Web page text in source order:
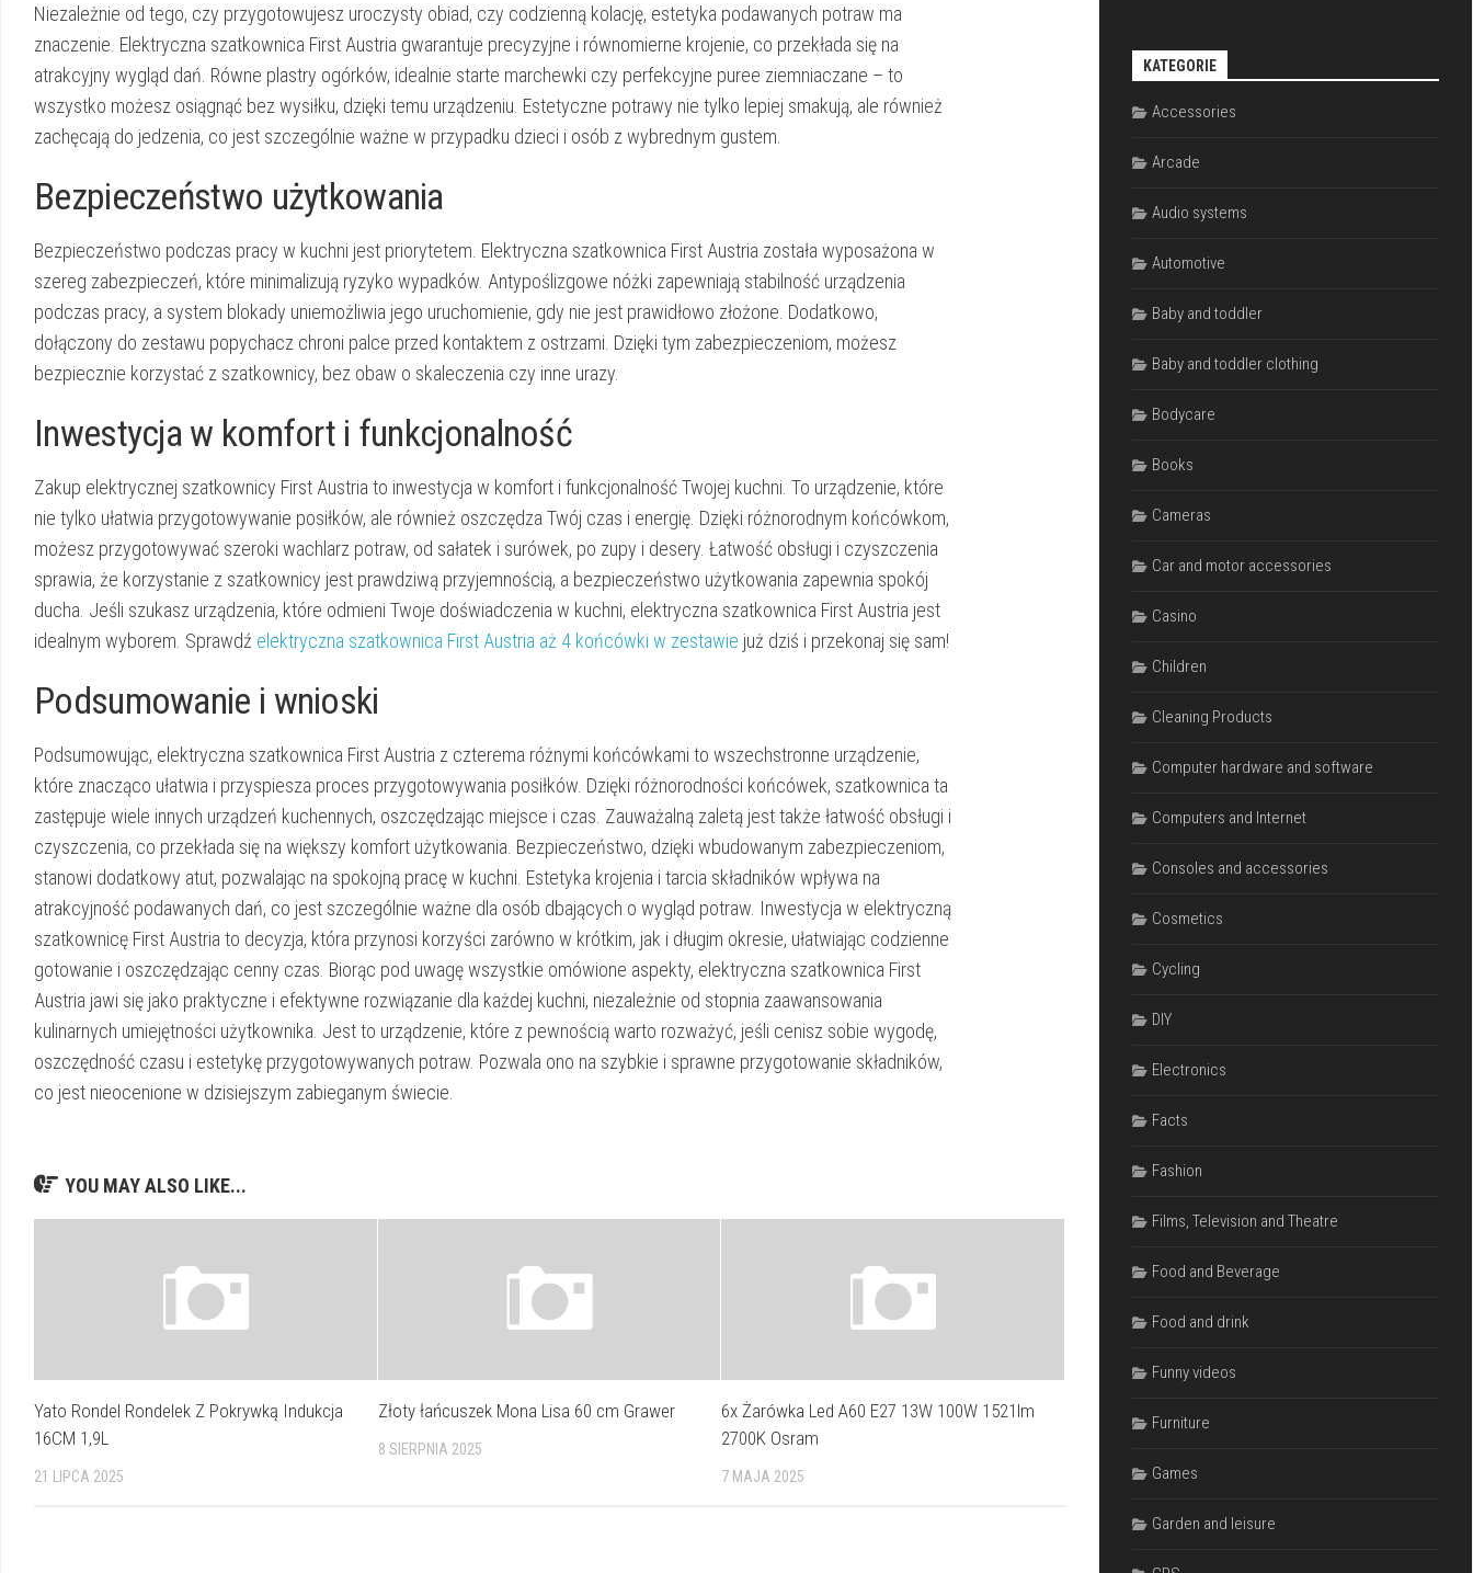
Niezależnie od tego, czy przygotowujesz uroczysty obiad, czy codzienną kolację, estetyka podawanych potraw ma
znaczenie. Elektryczna szatkownica First Austria gwarantuje precyzyjne i równomierne krojenie, co przekłada się na
atrakcyjny wygląd dań. Równe plastry ogórków, idealnie starte marchewki czy perfekcyjne puree ziemniaczane – to
wszystko możesz osiągnąć bez wysiłku, dzięki temu urządzeniu. Estetyczne potrawy nie tylko lepiej smakują, ale również
zachęcają do jedzenia, co jest szczególnie ważne w przypadku dzieci i osób z wybrednym gustem.
Bezpieczeństwo użytkowania
Bezpieczeństwo podczas pracy w kuchni jest priorytetem. Elektryczna szatkownica First Austria została wyposażona w
szereg zabezpieczeń, które minimalizują ryzyko wypadków. Antypoślizgowe nóżki zapewniają stabilność urządzenia
podczas pracy, a system blokady uniemożliwia jego uruchomienie, gdy nie jest prawidłowo złożone. Dodatkowo,
dołączony do zestawu popychacz chroni palce przed kontaktem z ostrzami. Dzięki tym zabezpieczeniom, możesz
bezpiecznie korzystać z szatkownicy, bez obaw o skaleczenia czy inne urazy.
Inwestycja w komfort i funkcjonalność
Zakup elektrycznej szatkownicy First Austria to inwestycja w komfort i funkcjonalność Twojej kuchni. To urządzenie, które
nie tylko ułatwia przygotowywanie posiłków, ale również oszczędza Twój czas i energię. Dzięki różnorodnym końcówkom,
możesz przygotowywać szeroki wachlarz potraw, od sałatek i surówek, po zupy i desery. Łatwość obsługi i czyszczenia
sprawia, że korzystanie z szatkownicy jest prawdziwą przyjemnością, a bezpieczeństwo użytkowania zapewnia spokój
ducha. Jeśli szukasz urządzenia, które odmieni Twoje doświadczenia w kuchni, elektryczna szatkownica First Austria jest
idealnym wyborem. Sprawdź elektryczna szatkownica First Austria aż 4 końcówki w zestawie już dziś i przekonaj się sam!
Podsumowanie i wnioski
Podsumowując, elektryczna szatkownica First Austria z czterema różnymi końcówkami to wszechstronne urządzenie,
które znacząco ułatwia i przyspiesza proces przygotowywania posiłków. Dzięki różnorodności końcówek, szatkownica ta
zastępuje wiele innych urządzeń kuchennych, oszczędzając miejsce i czas. Zauważalną zaletą jest także łatwość obsługi i
czyszczenia, co przekłada się na większy komfort użytkowania. Bezpieczeństwo, dzięki wbudowanym zabezpieczeniom,
stanowi dodatkowy atut, pozwalając na spokojną pracę w kuchni. Estetyka krojenia i tarcia składników wpływa na
atrakcyjność podawanych dań, co jest szczególnie ważne dla osób dbających o wygląd potraw. Inwestycja w elektryczną
szatkownicę First Austria to decyzja, która przynosi korzyści zarówno w krótkim, jak i długim okresie, ułatwiając codzienne
gotowanie i oszczędzając cenny czas. Biorąc pod uwagę wszystkie omówione aspekty, elektryczna szatkownica First
Austria jawi się jako praktyczne i efektywne rozwiązanie dla każdej kuchni, niezależnie od stopnia zaawansowania
kulinarnych umiejętności użytkownika. Jest to urządzenie, które z pewnością warto rozważyć, jeśli cenisz sobie wygodę,
oszczędność czasu i estetykę przygotowywanych potraw. Pozwala ono na szybkie i sprawne przygotowanie składników,
co jest nieocenione w dzisiejszym zabieganym świecie.
YOU MAY ALSO LIKE...
Yato Rondel Rondelek Z Pokrywką Indukcja
16CM 1,9L
21 LIPCA 2025
Złoty łańcuszek Mona Lisa 60 cm Grawer
8 SIERPNIA 2025
6x Żarówka Led A60 E27 13W 100W 1521lm
2700K Osram
7 MAJA 2025
KATEGORIE
Accessories
Arcade
Audio systems
Automotive
Baby and toddler
Baby and toddler clothing
Bodycare
Books
Cameras
Car and motor accessories
Casino
Children
Cleaning Products
Computer hardware and software
Computers and Internet
Consoles and accessories
Cosmetics
Cycling
DIY
Electronics
Facts
Fashion
Films, Television and Theatre
Food and Beverage
Food and drink
Funny videos
Furniture
Games
Garden and leisure